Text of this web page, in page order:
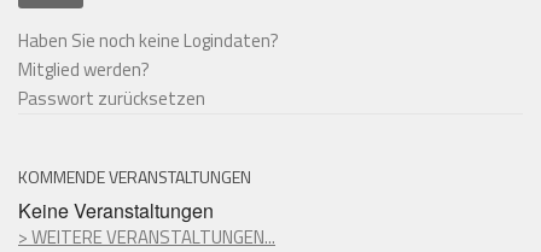
Haben Sie noch keine Logindaten?
Mitglied werden?
Passwort zurücksetzen
KOMMENDE VERANSTALTUNGEN
Keine Veranstaltungen
> WEITERE VERANSTALTUNGEN...